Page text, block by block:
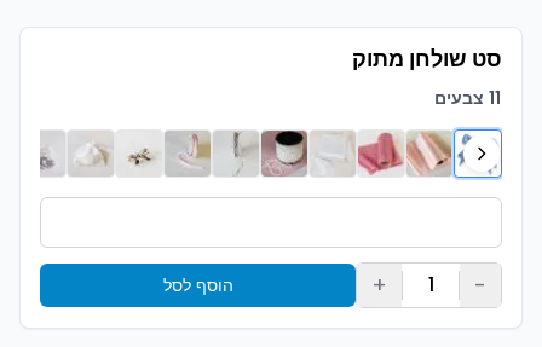
סט שולחן מתוק
11 צבעים
-
1
+ הוסף לסל